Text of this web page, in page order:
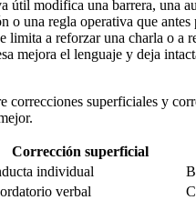
útil modifica una barrera, una
o una regla operativa que antes
limita a reforzar una charla o a
mejora el lenguaje y deja
correcciones superficiales y
Corrección superficial
individual
verbal